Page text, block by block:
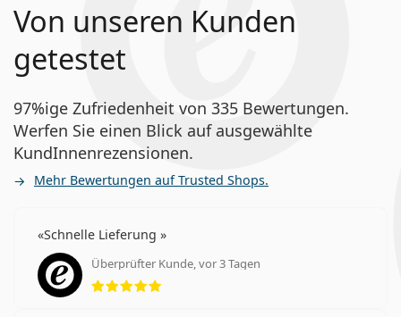
Von unseren Kunden
getestet
97%ige Zufriedenheit von 335 Bewertungen.
Werfen Sie einen Blick auf ausgewählte
KundInnenrezensionen.
Mehr Bewertungen auf Trusted Shops.
Schnelle Lieferung
Überprüfter Kunde, vor 3 Tagen
Bewertung 5 aus 5